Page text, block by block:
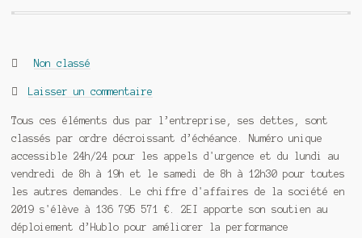
Catégories :
Non classé
Laisser un commentaire
Tous ces éléments dus par l’entreprise, ses dettes, sont
classés par ordre décroissant d’échéance. Numéro unique
accessible 24h/24 pour les appels d'urgence et du lundi au
vendredi de 8h à 19h et le samedi de 8h à 12h30 pour toutes
les autres demandes. Le chiffre d'affaires de la société en
2019 s'élève à 136 795 571 €. 2EI apporte son soutien au
déploiement d’Hublo pour améliorer la performance